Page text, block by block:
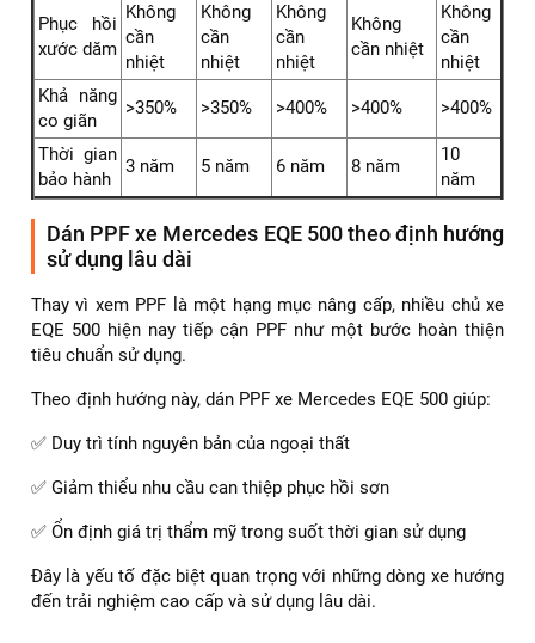
Phục hồi
xước dăm
Không
cần
nhiệt
Không
cần
nhiệt
Không
cần
nhiệt
Không
cần nhiệt
Không
cần
nhiệt
Khả năng
co giãn
>350% >350% >400% >400% >400%
Thời gian
bảo hành
3 năm 5 năm 6 năm 8 năm
10
năm
Dán PPF xe Mercedes EQE 500 theo định hướng
sử dụng lâu dài
Thay vì xem PPF là một hạng mục nâng cấp, nhiều chủ xe
EQE 500 hiện nay tiếp cận PPF như một bước hoàn thiện
tiêu chuẩn sử dụng.
Theo định hướng này, dán PPF xe Mercedes EQE 500 giúp:
✅ Duy trì tính nguyên bản của ngoại thất
✅ Giảm thiểu nhu cầu can thiệp phục hồi sơn
✅ Ổn định giá trị thẩm mỹ trong suốt thời gian sử dụng
Đây là yếu tố đặc biệt quan trọng với những dòng xe hướng
đến trải nghiệm cao cấp và sử dụng lâu dài.